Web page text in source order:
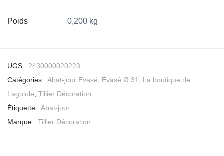
Poids 0,200 kg
UGS : 2430000020223
Catégories : Abat-jour Evasé Évasé Ø 31
La boutique de
Laguiole Tillier Décoration
Étiquette : Abat-jour
Marque : Tillier Décoration